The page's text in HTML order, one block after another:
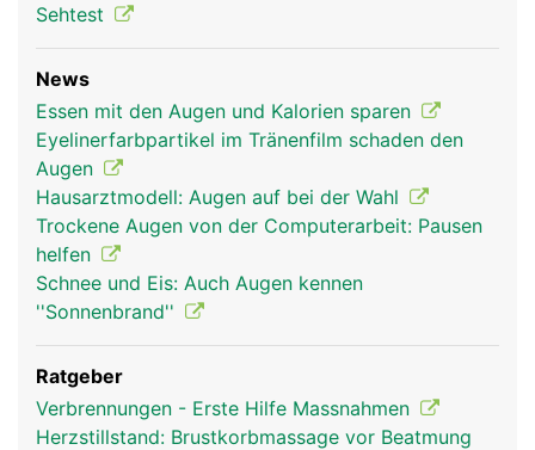
Sehtest
News
Essen mit den Augen und Kalorien sparen
Eyelinerfarbpartikel im Tränenfilm schaden den
Augen
Hausarztmodell: Augen auf bei der Wahl
Trockene Augen von der Computerarbeit: Pausen
helfen
Schnee und Eis: Auch Augen kennen
''Sonnenbrand''
Ratgeber
Verbrennungen - Erste Hilfe Massnahmen
Herzstillstand: Brustkorbmassage vor Beatmung